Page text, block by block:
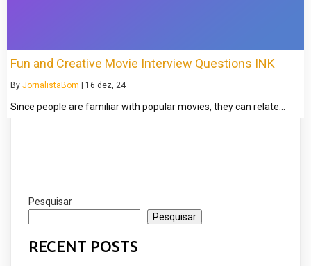
Fun and Creative Movie Interview Questions INK
By JornalistaBom | 16 dez, 24
Since people are familiar with popular movies, they can relate…
Pesquisar
Pesquisar
RECENT POSTS